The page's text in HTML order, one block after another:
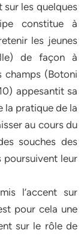
les quelques
constitue à
les jeunes
de façon à
champs (Botoni
appesantit sa
la pratique de la
au cours du
souches des
poursuivent leur
l’accent sur
pour cela une
sur le rôle de